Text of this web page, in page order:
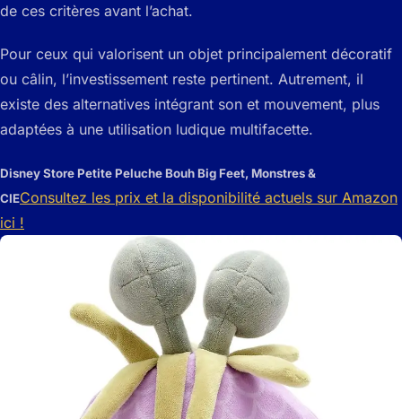
de ces critères avant l’achat.
Pour ceux qui valorisent un objet principalement décoratif
ou câlin, l’investissement reste pertinent. Autrement, il
existe des alternatives intégrant son et mouvement, plus
adaptées à une utilisation ludique multifacette.
Disney Store Petite Peluche Bouh Big Feet, Monstres &
CIEConsultez les prix et la disponibilité actuels sur Amazon
ici !